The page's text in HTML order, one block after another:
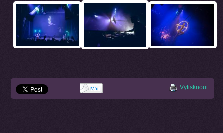
Vytisknout